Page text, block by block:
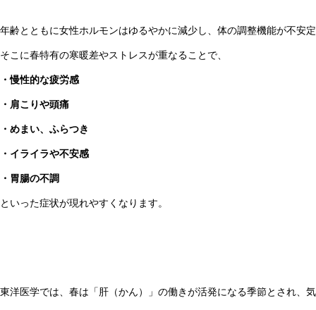
年齢とともに女性ホルモンはゆるやかに減少し、体の調整機能が不安
そこに春特有の寒暖差やストレスが重なることで、
・慢性的な疲労感
・肩こりや頭痛
・めまい、ふらつき
・イライラや不安感
・胃腸の不調
といった症状が現れやすくなります。
東洋医学では、春は「肝（かん）」の働きが活発になる季節とされ、